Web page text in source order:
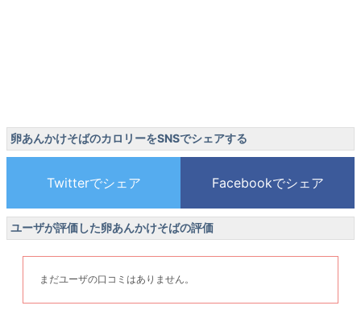
卵あんかけそばのカロリーをSNSでシェアする
ユーザが評価した卵あんかけそばの評価
まだユーザの口コミはありません。